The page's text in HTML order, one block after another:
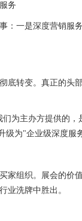
务
：一是深度营销服
底转变。真正的头
为主办方提供的
为"企业级深度服
家组织。展会的价
业洗牌中胜出。